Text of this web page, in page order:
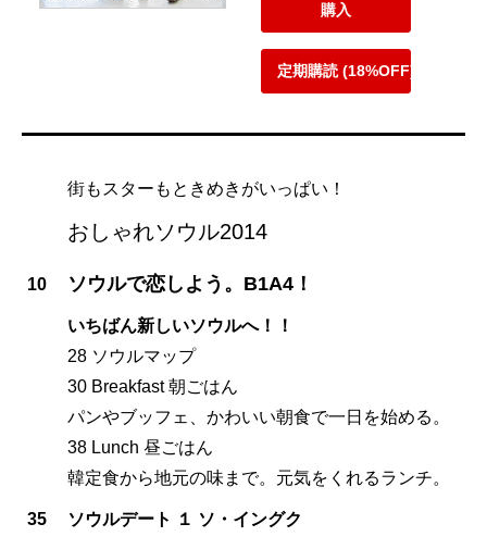
購入
定期購読 (18%OFF)
街もスターもときめきがいっぱい！
おしゃれソウル2014
10 ソウルで恋しよう。B1A4！
いちばん新しいソウルへ！！
28 ソウルマップ
30 Breakfast 朝ごはん
パンやブッフェ、かわいい朝食で一日を始める。
38 Lunch 昼ごはん
韓定食から地元の味まで。元気をくれるランチ。
35 ソウルデート １ ソ・イングク